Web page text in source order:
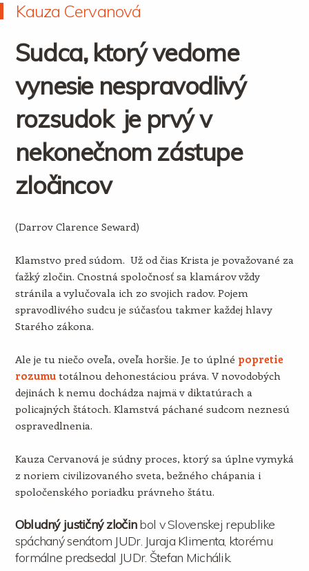
Kauza Cervanová
Sudca, ktorý vedome
vynesie nespravodlivý
rozsudok je prvý v
nekonečnom zástupe
zločincov
(Darrov Clarence Seward)
Klamstvo pred súdom. Už od čias Krista je považované za
ťažký zločin. Cnostná spoločnosť sa klamárov vždy
stránila a vylučovala ich zo svojich radov. Pojem
spravodlivého sudcu je súčasťou takmer každej hlavy
Starého zákona.
Ale je tu niečo oveľa, oveľa horšie. Je to úplné popretie
rozumutotálnou dehonestáciou práva. V novodobých
dejinách k nemu dochádza najmä v diktatúrach a
policajných štátoch. Klamstvá páchané sudcom neznesú
ospravedlnenia.
Kauza Cervanová je súdny proces, ktorý sa úplne vymyká
z noriem civilizovaného sveta, bežného chápania i
spoločenského poriadku právneho štátu.
Obludný justičný zločinbol v Slovenskej republike
spáchaný senátom JUDr. Juraja Klimenta, ktorému
formálne predsedal JUDr. Štefan Michálik.